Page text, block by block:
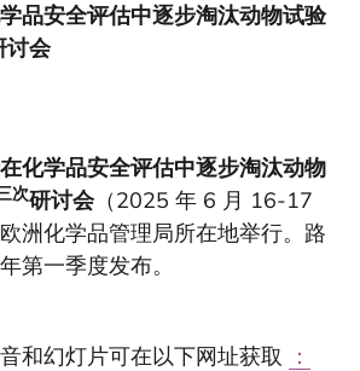
品安全评估中逐步淘汰动物试验
讨会
化学品安全评估中逐步淘汰动物
次研讨会（2025 年 6 月 16-17
洲化学品管理局所在地举行。路
第一季度发布。
和幻灯片可在以下网址获取
：